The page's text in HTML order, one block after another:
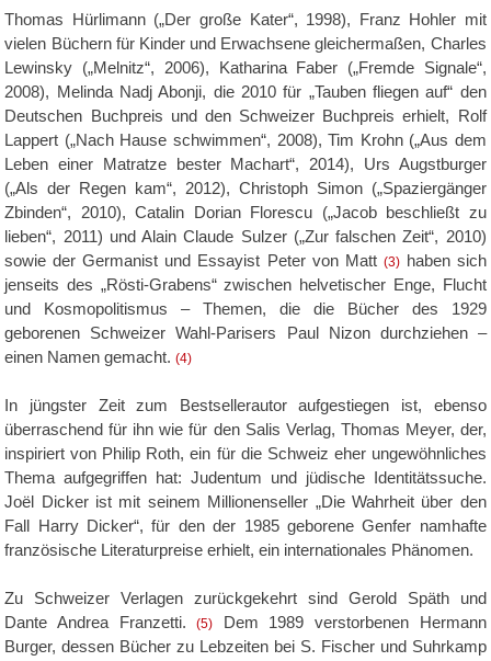
Thomas Hürlimann („Der große Kater“, 1998), Franz Hohler mit
vielen Büchern für Kinder und Erwachsene gleichermaßen, Charles
Lewinsky („Melnitz“, 2006), Katharina Faber („Fremde Signale“,
2008), Melinda Nadj Abonji, die 2010 für „Tauben fliegen auf“ den
Deutschen Buchpreis und den Schweizer Buchpreis erhielt, Rolf
Lappert („Nach Hause schwimmen“, 2008), Tim Krohn („Aus dem
Leben einer Matratze bester Machart“, 2014), Urs Augstburger
(„Als der Regen kam“, 2012), Christoph Simon („Spaziergänger
Zbinden“, 2010), Catalin Dorian Florescu („Jacob beschließt zu
lieben“, 2011) und Alain Claude Sulzer („Zur falschen Zeit“, 2010)
sowie der Germanist und Essayist Peter von Matt (3)haben sich
jenseits des „Rösti-Grabens“ zwischen helvetischer Enge, Flucht
und Kosmopolitismus – Themen, die die Bücher des 1929
geborenen Schweizer Wahl-Parisers Paul Nizon durchziehen –
einen Namen gemacht.(4)
In jüngster Zeit zum Bestsellerautor aufgestiegen ist, ebenso
überraschend für ihn wie für den Salis Verlag, Thomas Meyer, der,
inspiriert von Philip Roth, ein für die Schweiz eher ungewöhnliches
Thema aufgegriffen hat: Judentum und jüdische Identitätssuche.
Joël Dicker ist mit seinem Millionenseller „Die Wahrheit über den
Fall Harry Dicker“, für den der 1985 geborene Genfer namhafte
französische Literaturpreise erhielt, ein internationales Phänomen.
Zu Schweizer Verlagen zurückgekehrt sind Gerold Späth und
Dante Andrea Franzetti.(5)
Dem 1989 verstorbenen Hermann
Burger, dessen Bücher zu Lebzeiten bei S. Fischer und Suhrkamp